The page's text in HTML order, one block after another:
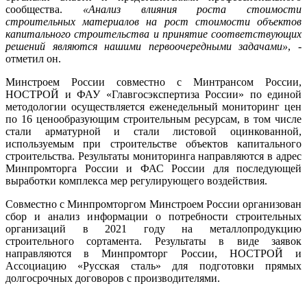
сообщества. «Анализ влияния роста стоимости
строительных материалов на рост стоимости объектов
капитального строительства и принятие соответствующих
решений являются нашими первоочередными задачами», -
отметил он.
Минстроем России совместно с Минтрансом России,
НОСТРОЙ и ФАУ «Главгосэкспертиза России» по единой
методологии осуществляется еженедельный мониторинг цен
по 16 ценообразующим строительным ресурсам, в том числе
стали арматурной и стали листовой оцинкованной,
используемым при строительстве объектов капитального
строительства. Результаты мониторинга направляются в адрес
Минпромторга России и ФАС России для последующей
выработки комплекса мер регулирующего воздействия.
Совместно с Минпромторгом Минстроем России организован
сбор и анализ информации о потребности строительных
организаций в 2021 году на металлопродукцию
строительного сортамента. Результаты в виде заявок
направляются в Минпромторг России, НОСТРОЙ и
Ассоциацию «Русская сталь» для подготовки прямых
долгосрочных договоров с производителями.